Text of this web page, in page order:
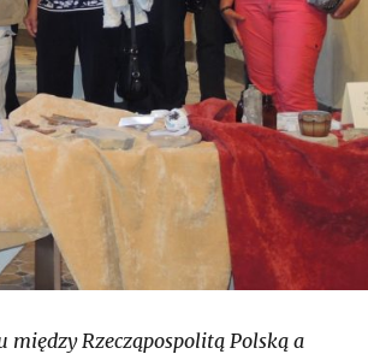
między Rzecząpospolitą Polską a